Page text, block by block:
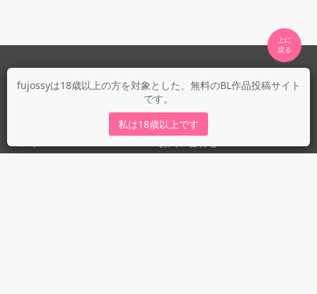
fujossyは18歳以上の方を対象とした、無料のBL作品投稿サイト
です。
私は18歳以上です
上に
fujossyについて
fujossy運営ブログ